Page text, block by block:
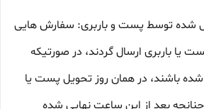
شده توسط پست و باربری: سفارش هایی
یا باربری ارسال گردند، در صورتیکه
۱۲ نهایی شده باشند، در همان روز تحویل پست یا
چنانچه بعد از این ساعت نهایی شده